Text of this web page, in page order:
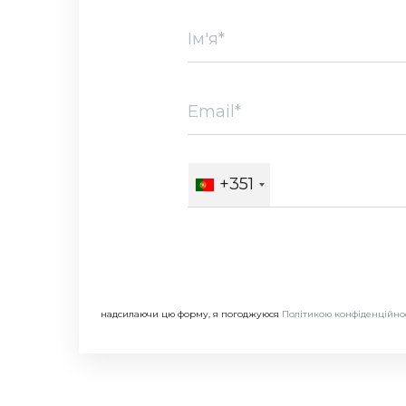
+351
надсилаючи цю форму, я погоджуюся Політикою